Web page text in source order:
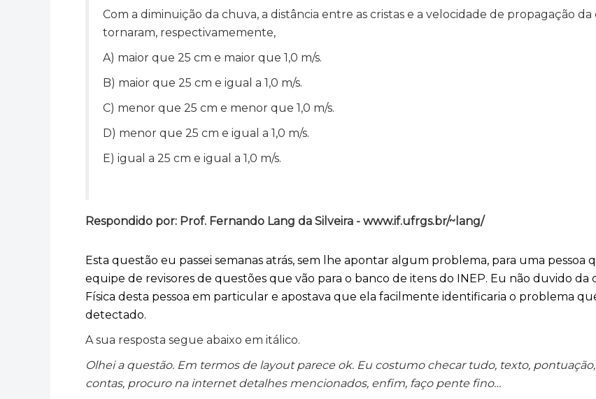
Com a diminuição da chuva, a distância entre as cristas e a velocidade de propagação da
tornaram, respectivamemente,
A) maior que 25 cm e maior que 1,0 m/s.
B) maior que 25 cm e igual a 1,0 m/s.
C) menor que 25 cm e menor que 1,0 m/s.
D) menor que 25 cm e igual a 1,0 m/s.
E) igual a 25 cm e igual a 1,0 m/s.
Respondido por: Prof. Fernando Lang da Silveira - www.if.ufrgs.br/~lang/
Esta questão eu passei semanas atrás, sem lhe apontar algum problema, para uma pessoa
equipe de revisores de questões que vão para o banco de itens do INEP. Eu não duvido da
Física desta pessoa em particular e apostava que ela facilmente identificaria o problema
detectado.
A sua resposta segue abaixo em itálico.
Olhei a questão. Em termos de layout parece ok. Eu costumo checar tudo, texto,
contas, procuro na internet detalhes mencionados, enfim, faço pente fino…